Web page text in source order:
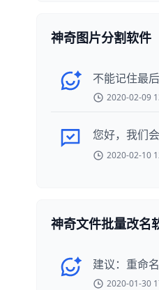
神奇图片分割软件
不能记住最
2020-02-09
您好，我们
2020-02-10
神奇文件批量改名
建议：重命
2020-01-30